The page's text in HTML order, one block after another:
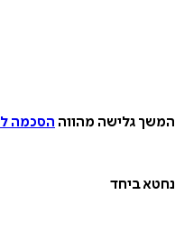
המשך גלישה מהווה הסכמה